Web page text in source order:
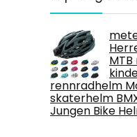
rennradhelm
skaterhelm
Jungen Bike